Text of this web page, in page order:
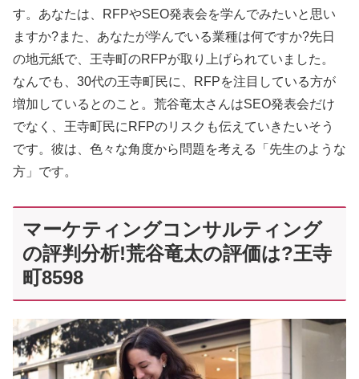
す。あなたは、RFPやSEO発表会を学んでみたいと思い
ますか?また、あなたが学んでいる業種は何ですか?先日
の地元紙で、王寺町のRFPが取り上げられていました。
なんでも、30代の王寺町民に、RFPを注目している方が
増加しているとのこと。荒谷竜太さんはSEO発表会だけ
でなく、王寺町民にRFPのリスクも伝えていきたいそう
です。彼は、色々な角度から問題を考える「先生のような
方」です。
マーケティングコンサルティング
の評判分析!荒谷竜太の評価は?王寺
町8598